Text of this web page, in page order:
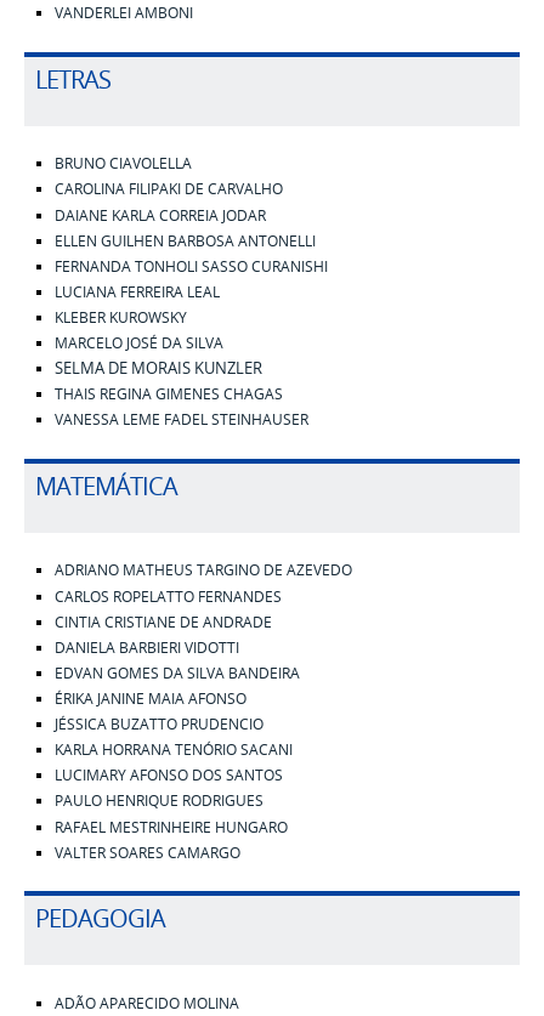
VANDERLEI AMBONI
LETRAS
BRUNO CIAVOLELLA
CAROLINA FILIPAKI DE CARVALHO
DAIANE KARLA CORREIA JODAR
ELLEN GUILHEN BARBOSA ANTONELLI
FERNANDA TONHOLI SASSO CURANISHI
LUCIANA FERREIRA LEAL
KLEBER KUROWSKY
MARCELO JOSÉ DA SILVA
SELMA DE MORAIS KUNZLER
THAIS REGINA GIMENES CHAGAS
VANESSA LEME FADEL STEINHAUSER
MATEMÁTICA
ADRIANO MATHEUS TARGINO DE AZEVEDO
CARLOS ROPELATTO FERNANDES
CINTIA CRISTIANE DE ANDRADE
DANIELA BARBIERI VIDOTTI
EDVAN GOMES DA SILVA BANDEIRA
ÉRIKA JANINE MAIA AFONSO
JÉSSICA BUZATTO PRUDENCIO
KARLA HORRANA TENÓRIO SACANI
LUCIMARY AFONSO DOS SANTOS
PAULO HENRIQUE RODRIGUES
RAFAEL MESTRINHEIRE HUNGARO
VALTER SOARES CAMARGO
PEDAGOGIA
ADÃO APARECIDO MOLINA